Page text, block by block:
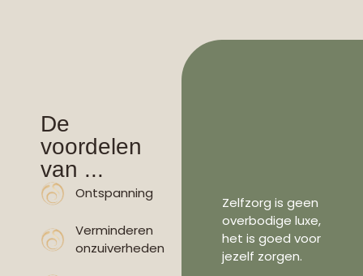
De
voordelen
van ...
Ontspanning
Verminderen
onzuiverheden
Zelfzorg is geen
overbodige luxe,
het is goed voor
jezelf zorgen.